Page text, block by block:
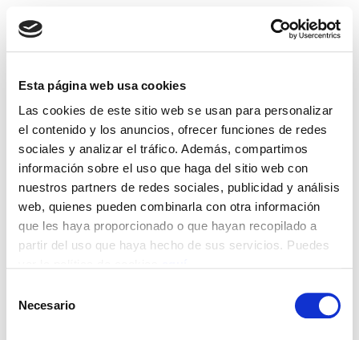
Esta página web usa cookies
Las cookies de este sitio web se usan para personalizar
el contenido y los anuncios, ofrecer funciones de redes
sociales y analizar el tráfico. Además, compartimos
información sobre el uso que haga del sitio web con
nuestros partners de redes sociales, publicidad y análisis
web, quienes pueden combinarla con otra información
que les haya proporcionado o que hayan recopilado a
partir del uso que haya hecho de sus servicios. Puedes
Necesario
01 Vinilos
septiembre 6, 2016